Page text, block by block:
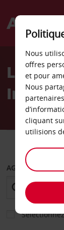
Welcome
Avis
AGENCE DE
Nous
offres
et pour
Nous
cliquant
utilisions